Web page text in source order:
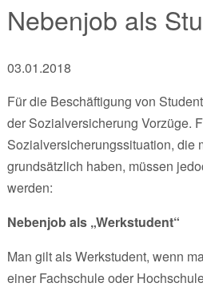
Nebenjob als
03.01.2018
Für die Beschäftigung von
der Sozialversicherung Vorzüge.
Sozialversicherungssituation, die
grundsätzlich haben, müssen
werden:
Nebenjob als „Werkstudent“
Man gilt als Werkstudent, wenn
einer Fachschule oder